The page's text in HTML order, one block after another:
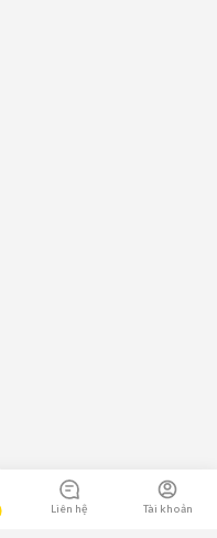
Liên hệ Tài khoản